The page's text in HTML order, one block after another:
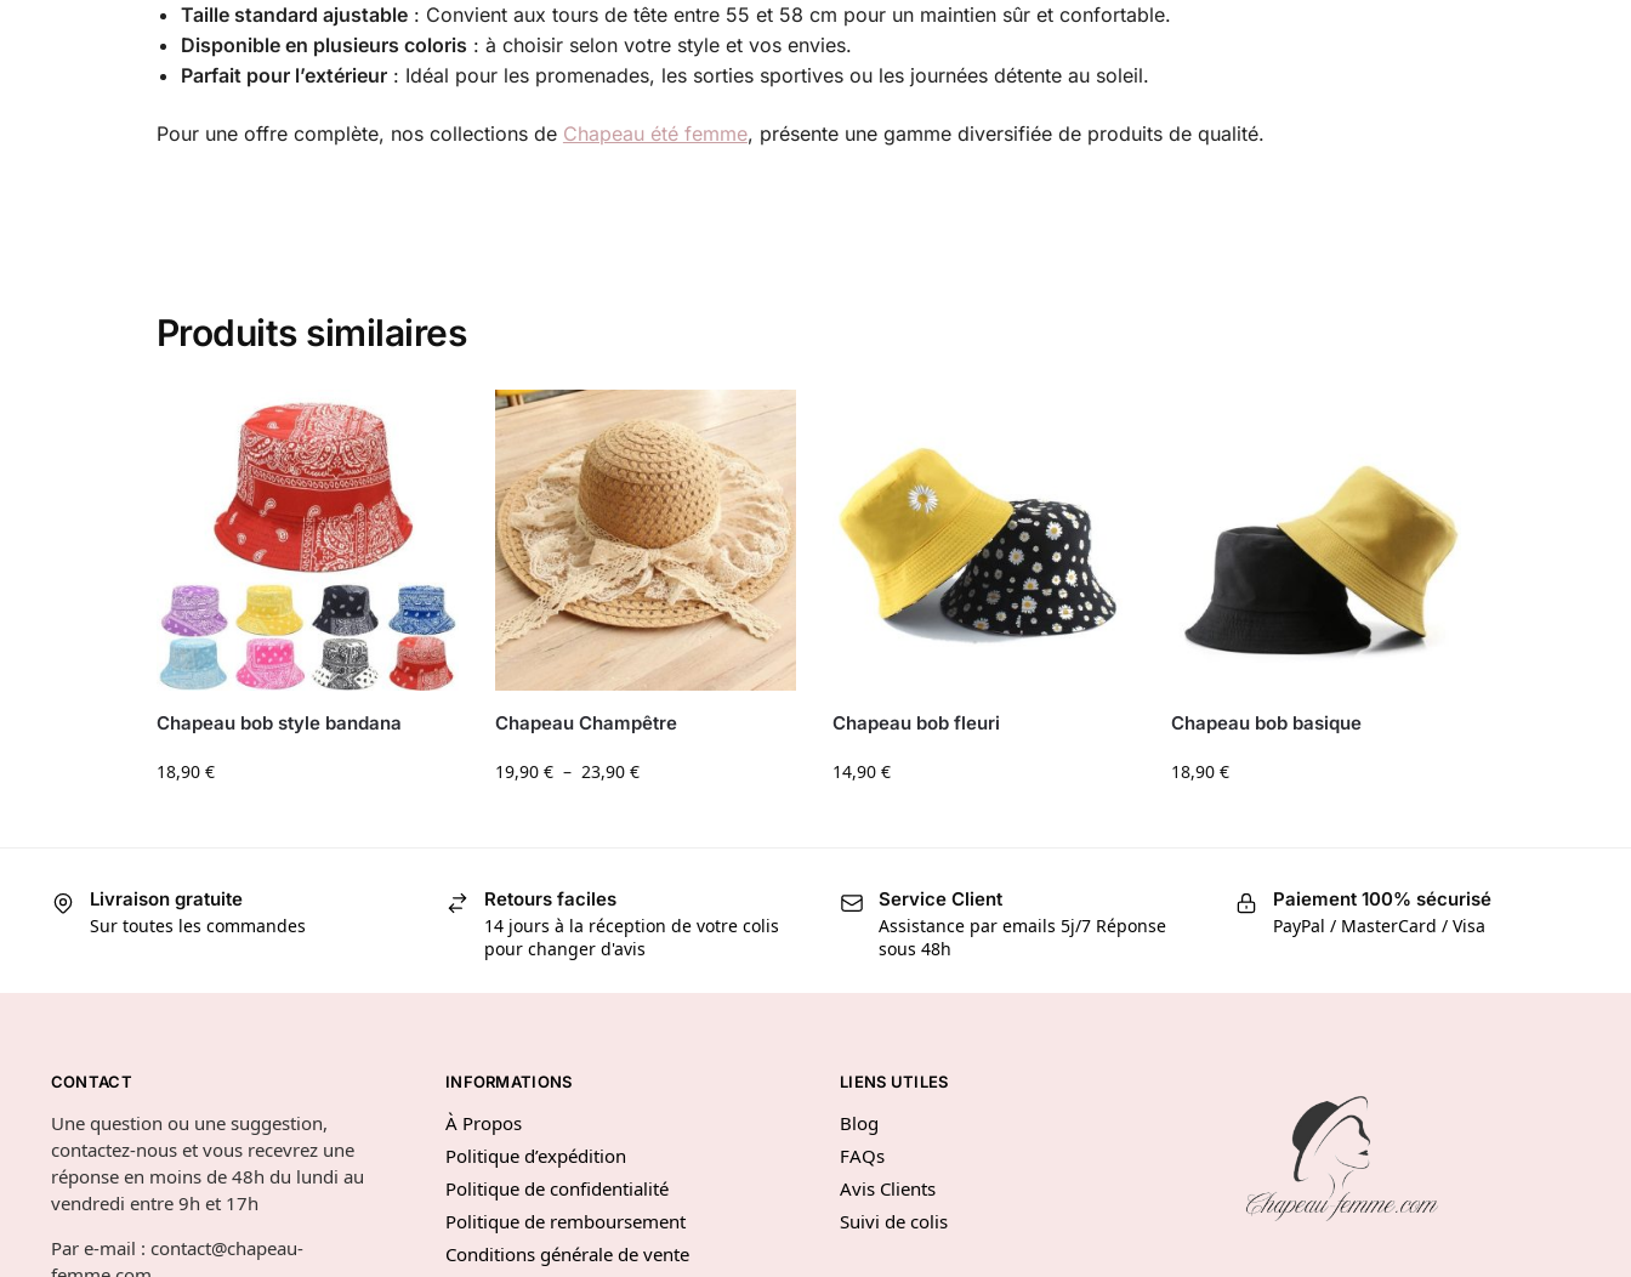
Taille standard ajustable: Convient aux tours de tête entre 55 et 58 cm pour un maintien sûr et confortable.
Disponible en plusieurs coloris : à choisir selon votre style et vos envies.
Parfait pour l’extérieur: Idéal pour les promenades, les sorties sportives ou les journées détente au soleil.
Pour une offre complète, nos collections de Chapeau été femme, présente une gamme diversifiée de produits de qualité.
Produits similaires
Chapeau bob style bandana
18,90 €
Chapeau Champêtre
19,90 € – 23,90 €
Chapeau bob fleuri
14,90€
Chapeau bob basique
18,90€
Livraison gratuite
Sur toutes les commandes
Retours faciles
14 jours à la réception de votre colis
pour changer d'avis
Service Client
Assistance par emails 5j/7 Réponse
sous 48h
Paiement 100% sécurisé
PayPal / MasterCard / Visa
CONTACT
Une question ou une suggestion,
contactez-nous et vous recevrez une
réponse en moins de 48h du lundi au
vendredi entre 9h et 17h
Par e-mail : contact@chapeau-
INFORMATIONS
À Propos
Politique d’expédition
Politique de confidentialité
Politique de remboursement
Conditions générale de vente
LIENS UTILES
Blog
FAQs
Avis Clients
Suivi de colis